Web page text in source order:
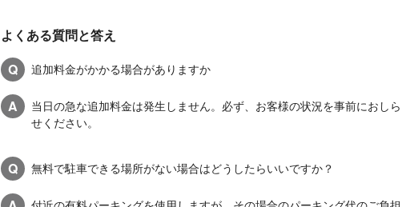
よくある質問と答え
Q
追加料金がかかる場合がありますか
A
当日の急な追加料金は発生しません。必ず、お客様の状況を事前におしら
せください。
Q 無料で駐車できる場所がない場合はどうしたらいいですか？